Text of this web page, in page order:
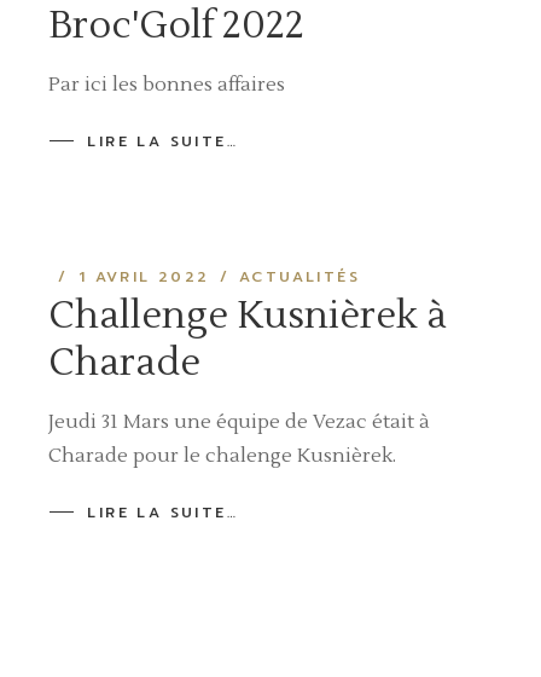
Broc'Golf 2022
Par ici les bonnes affaires
LIRE LA SUITE…
1 AVRIL 2022 ACTUALITÉS
Challenge Kusnièrek à
Charade
Jeudi 31 Mars une équipe de Vezac était à
Charade pour le chalenge Kusnièrek.
LIRE LA SUITE…